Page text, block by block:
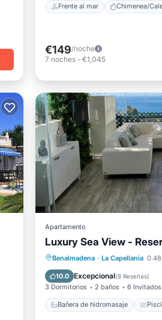
Frente al mar Chimenea/
€149/noche
7 noches - €1,045
Apartamento
Luxury Sea View -
Benalmadena · La Capellania
10.0 Excepcional(8 Reseñas)
3 Dormitorios 2 baños 6 Invitados
Bañera de hidromasaje
Bañera de hidromasaje
Vista al mar